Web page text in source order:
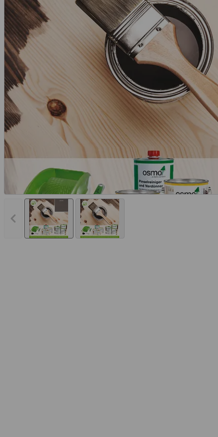
Vorheriges Bild anzeigen